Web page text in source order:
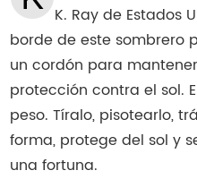
K. Ray de Estados
borde de este sombrero
un cordón para
protección contra el sol.
peso. Tíralo, pisotearlo,
forma, protege del sol y
una fortuna.